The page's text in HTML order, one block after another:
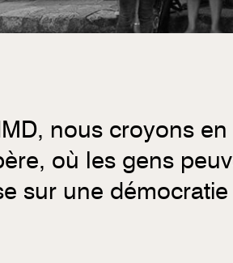
nous croyons
où les gens
sur une démocratie